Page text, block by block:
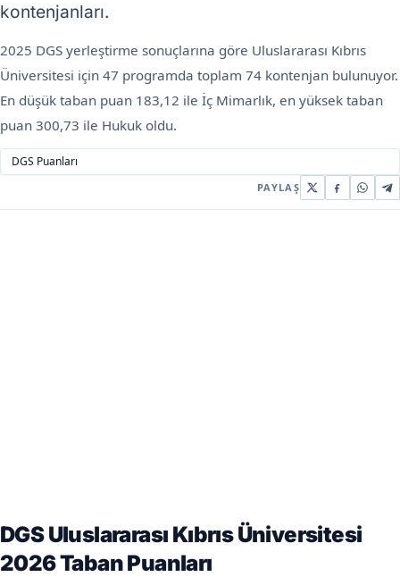
kontenjanları.
2025 DGS yerleştirme sonuçlarına göre Uluslararası Kıbrıs
Üniversitesi için 47 programda toplam 74 kontenjan bulunuyor.
En düşük taban puan 183,12 ile İç Mimarlık, en yüksek taban
puan 300,73 ile Hukuk oldu.
DGS Puanları
PAYLAŞ
DGS Uluslararası Kıbrıs Üniversitesi
2026 Taban Puanları